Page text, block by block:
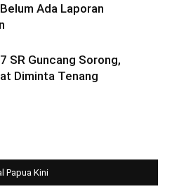
Ada Laporan
SR Guncang Sorong,
Diminta Tenang
Papua Kini